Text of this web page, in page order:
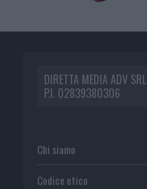
DIRETTA MEDIA ADV SRL
P.I. 02839380306
Chi siamo
Codice etico